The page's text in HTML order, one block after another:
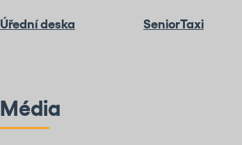
Úřední deska SeniorTaxi
Média